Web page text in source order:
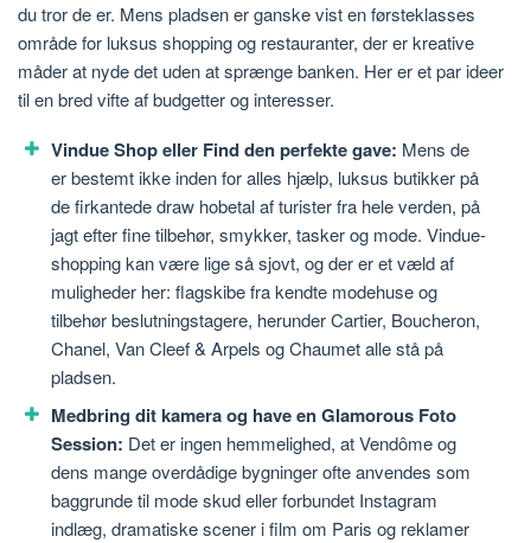
du tror de er. Mens pladsen er ganske vist en førsteklasses
område for luksus shopping og restauranter, der er kreative
måder at nyde det uden at sprænge banken. Her er et par ideer
til en bred vifte af budgetter og interesser.
Vindue Shop eller Find den perfekte gave: Mens de
er bestemt ikke inden for alles hjælp, luksus butikker på
de firkantede draw hobetal af turister fra hele verden, på
jagt efter fine tilbehør, smykker, tasker og mode. Vindue-
shopping kan være lige så sjovt, og der er et væld af
muligheder her: flagskibe fra kendte modehuse og
tilbehør beslutningstagere, herunder Cartier, Boucheron,
Chanel, Van Cleef & Arpels og Chaumet alle stå på
pladsen.
Medbring dit kamera og have en Glamorous Foto
Session: Det er ingen hemmelighed, at Vendôme og
dens mange overdådige bygninger ofte anvendes som
baggrunde til mode skud eller forbundet Instagram
indlæg, dramatiske scener i film om Paris og reklamer